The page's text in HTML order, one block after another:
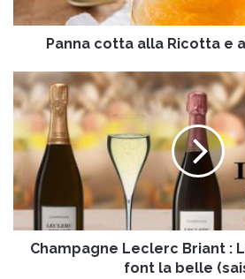
t
l
a
R
i
c
o
t
t
Panna cotta alla Ricotta e
h
a
m
p
a
g
n
e
Champagne Leclerc Briant :
font la belle